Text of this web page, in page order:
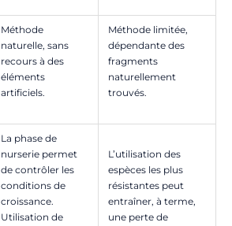
Méthode
naturelle, sans
recours à des
éléments
artificiels.
Méthode limitée,
dépendante des
fragments
naturellement
trouvés.
La phase de
nurserie permet
de contrôler les
conditions de
croissance.
Utilisation de
L’utilisation des
espèces les plus
résistantes peut
entraîner, à terme,
une perte de